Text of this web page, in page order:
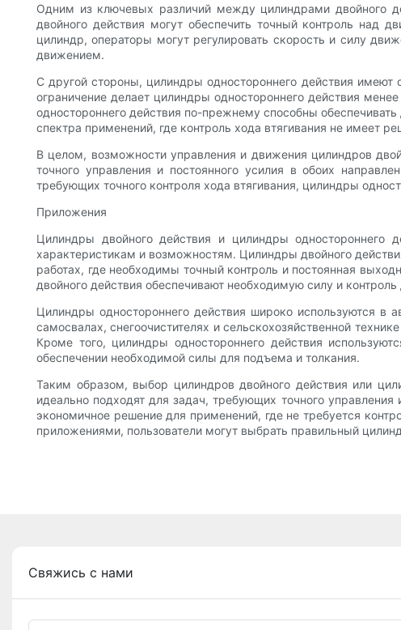
Одним из ключевых различий между цилиндрами двойного
двойного действия могут обеспечить точный контроль над
цилиндр, операторы могут регулировать скорость и силу
движением.
С другой стороны, цилиндры одностороннего действия имеют
ограничение делает цилиндры одностороннего действия
одностороннего действия по-прежнему способны
спектра применений, где контроль хода втягивания не имеет
В целом, возможности управления и движения цилиндров
точного управления и постоянного усилия в обоих
требующих точного контроля хода втягивания, цилиндры
Приложения
Цилиндры двойного действия и цилиндры одностороннего
характеристикам и возможностям. Цилиндры двойного
работах, где необходимы точный контроль и постоянная
двойного действия обеспечивают необходимую силу и
Цилиндры одностороннего действия широко используются в
самосвалах, снегоочистителях и сельскохозяйственной
Кроме того, цилиндры одностороннего действия
обеспечении необходимой силы для подъема и толкания.
Таким образом, выбор цилиндров двойного действия или
идеально подходят для задач, требующих точного
экономичное решение для применений, где не требуется
приложениями, пользователи могут выбрать правильный
Свяжись с нами